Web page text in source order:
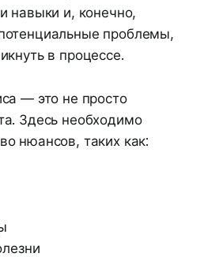
навыки и, конечно,
проблемы,
в процессе.
— это не просто
Здесь необходимо
нюансов, таких как: